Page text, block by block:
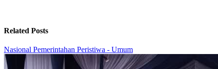
Related Posts
Nasional Pemerintahan Peristiwa - Umum